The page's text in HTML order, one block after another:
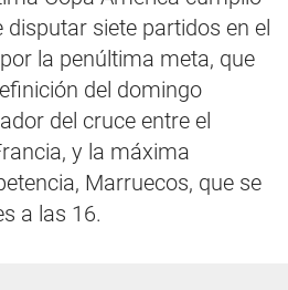
siete partidos en el
la penúltima meta, que
del domingo
del cruce entre el
y la máxima
Marruecos, que se
a las 16.